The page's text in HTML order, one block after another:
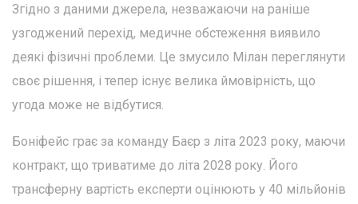
Згідно з даними джерела, незважаючи на раніше
узгоджений перехід, медичне обстеження виявило
деякі фізичні проблеми. Це змусило Мілан переглянути
своє рішення, і тепер існує велика ймовірність, що
угода може не відбутися.
Боніфейс грає за команду Баєр з літа 2023 року, маючи
контракт, що триватиме до літа 2028 року. Його
трансферну вартість експерти оцінюють у 40 мільйонів